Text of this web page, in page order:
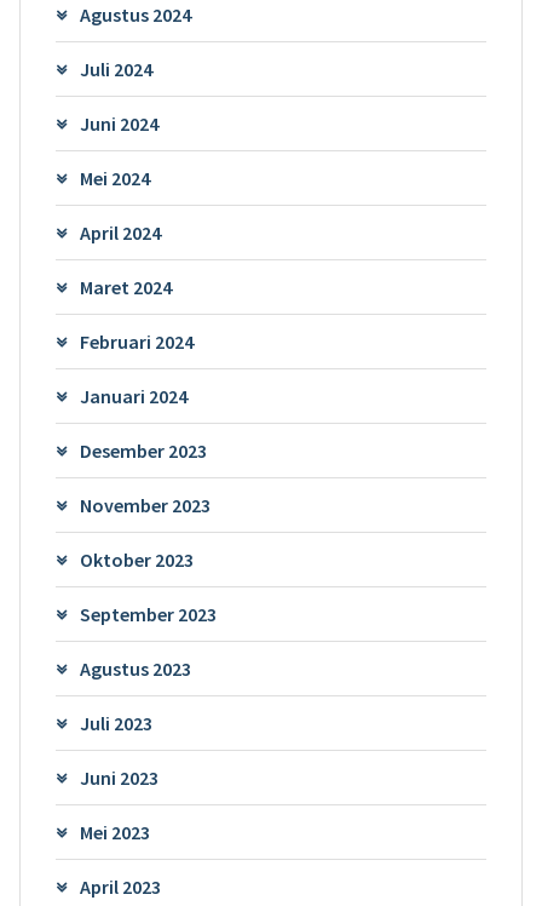
Agustus 2024
Juli 2024
Juni 2024
Mei 2024
April 2024
Maret 2024
Februari 2024
Januari 2024
Desember 2023
November 2023
Oktober 2023
September 2023
Agustus 2023
Juli 2023
Juni 2023
Mei 2023
April 2023